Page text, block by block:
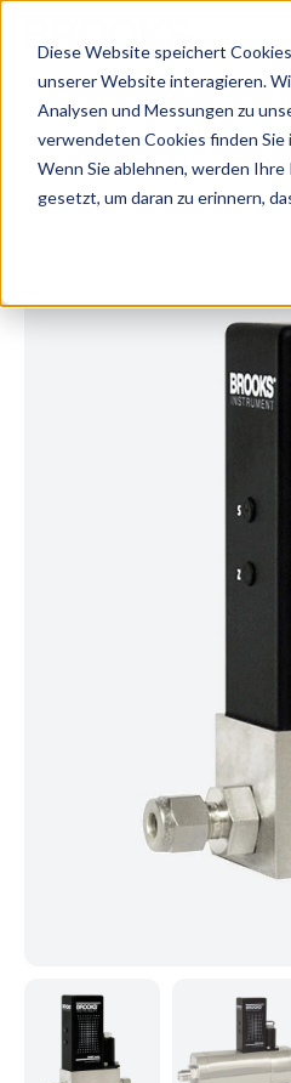
Diese Website speichert
unserer Website interagieren.
Analysen und Messungen zu
verwendeten Cookies finden Sie
Wenn Sie ablehnen, werden
gesetzt, um daran zu erinnern,
Zum Hauptinhalt springen